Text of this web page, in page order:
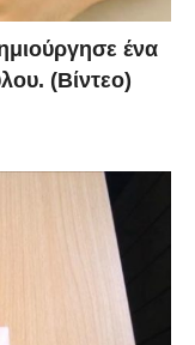
ένα
(Βίντεο)